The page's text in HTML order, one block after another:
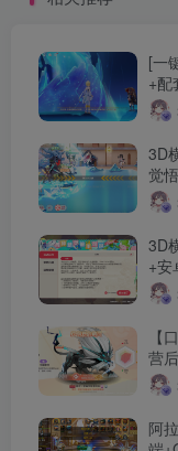
[一
+配
文件
3D
觉
对
+
3D
+安
建
【
营
阿